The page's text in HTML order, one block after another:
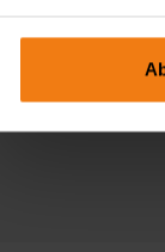
in neuem Tab)
und Sport